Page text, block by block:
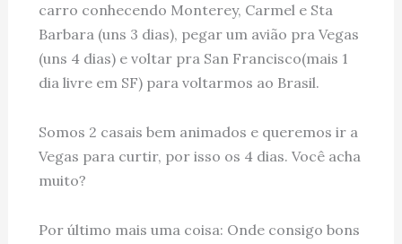
carro conhecendo Monterey, Carmel e Sta
Barbara (uns 3 dias), pegar um avião pra Vegas
(uns 4 dias) e voltar pra San Francisco(mais 1
dia livre em SF) para voltarmos ao Brasil.
Somos 2 casais bem animados e queremos ir a
Vegas para curtir, por isso os 4 dias. Você acha
muito?
Por último mais uma coisa: Onde consigo bons